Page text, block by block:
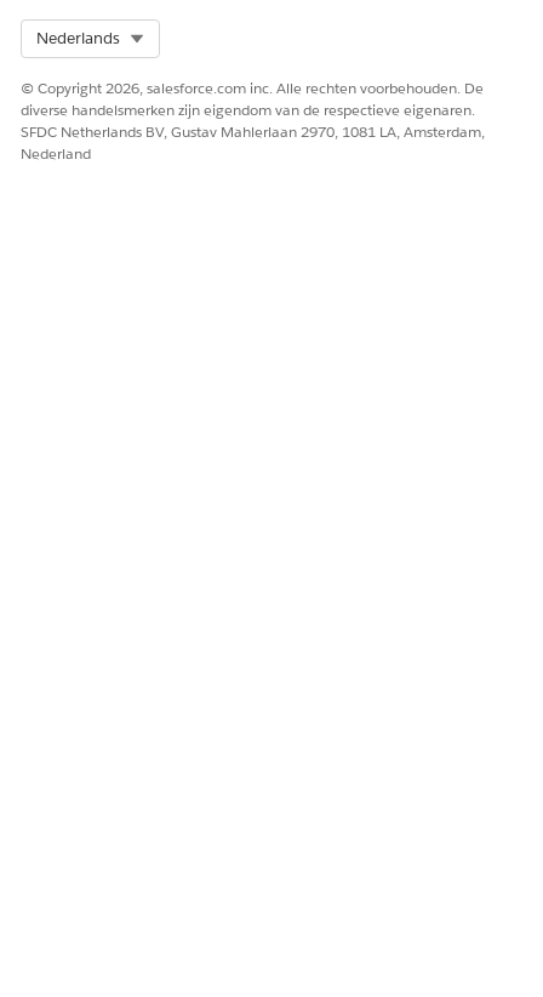
Nederlands
© Copyright 2026, salesforce.com inc. Alle rechten voorbehouden. De
diverse handelsmerken zijn eigendom van de respectieve eigenaren.
SFDC Netherlands BV, Gustav Mahlerlaan 2970, 1081 LA, Amsterdam,
Nederland